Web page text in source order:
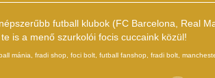
futball klubok (FC Barcelona, Real
is a menő szurkolói focis cuccaink közül!
mánia, fradi shop, foci bolt, futball fanshop, fradi bolt,